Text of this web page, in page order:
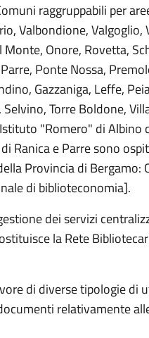
raggruppabili per
Valbondione, Valgoglio,
Onore, Rovetta,
Ponte Nossa,
Gazzaniga, Leffe,
Torre Boldone,
"Romero" di Albino
Ranica e Parre sono
Provincia di Bergamo:
di biblioteconomia].
dei servizi
la Rete
di diverse tipologie di
relativamente